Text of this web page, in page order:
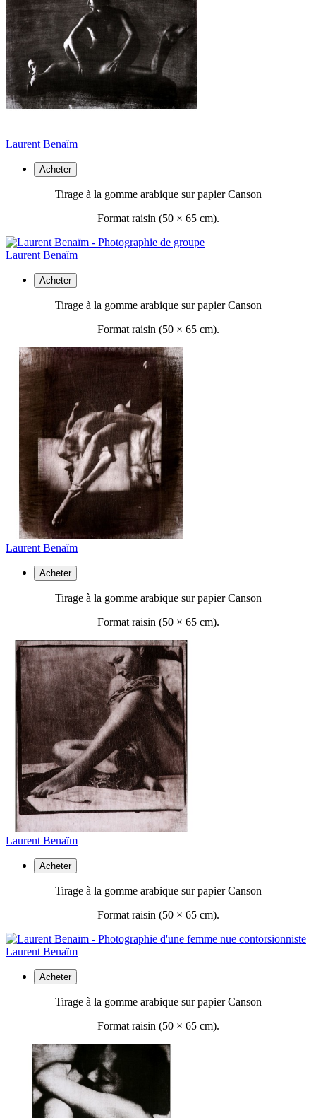
Laurent Benaïm
Acheter
Tirage à la gomme arabique sur papier Canson
Format raisin (50 × 65 cm).
Laurent Benaïm
Acheter
Tirage à la gomme arabique sur papier Canson
Format raisin (50 × 65 cm).
Laurent Benaïm
Acheter
Tirage à la gomme arabique sur papier Canson
Format raisin (50 × 65 cm).
Laurent Benaïm
Acheter
Tirage à la gomme arabique sur papier Canson
Format raisin (50 × 65 cm).
Laurent Benaïm
Acheter
Tirage à la gomme arabique sur papier Canson
Format raisin (50 × 65 cm).